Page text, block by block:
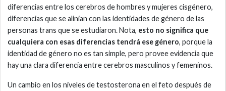
diferencias entre los cerebros de hombres y mujeres cisgénero,
diferencias que se alinian con las identidades de género de las
personas trans que se estudiaron. Nota, esto no significa que
cualquiera con esas diferencias tendrá ese género, porque la
identidad de género no es tan simple, pero provee evidencia que
hay una clara diferencia entre cerebros masculinos y femeninos.
Un cambio en los niveles de testosterona en el feto después de